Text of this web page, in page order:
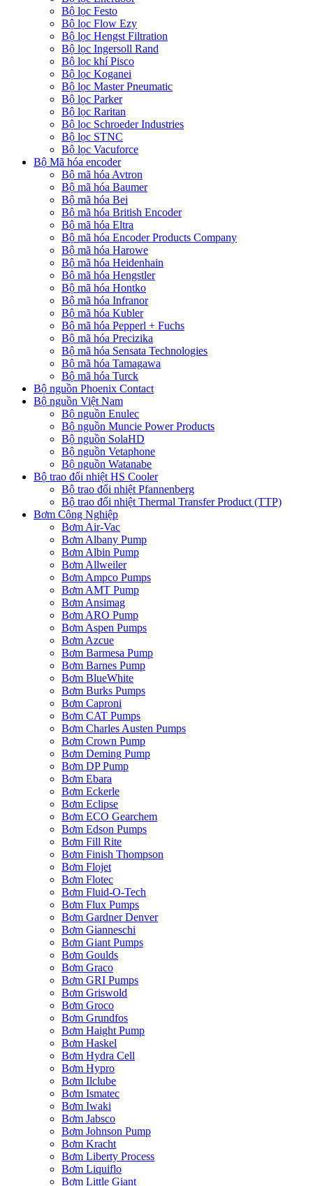
Bộ lọc Festo
Bộ lọc Flow Ezy
Bộ lọc Hengst Filtration
Bộ lọc Ingersoll Rand
Bộ lọc khí Pisco
Bộ lọc Koganei
Bộ lọc Master Pneumatic
Bộ lọc Parker
Bộ lọc Raritan
Bộ lọc Schroeder Industries
Bộ lọc STNC
Bộ lọc Vacuforce
Bộ Mã hóa encoder
Bộ mã hóa Avtron
Bộ mã hóa Baumer
Bộ mã hóa Bei
Bộ mã hóa British Encoder
Bộ mã hóa Eltra
Bộ mã hóa Encoder Products Company
Bộ mã hóa Harowe
Bộ mã hóa Heidenhain
Bộ mã hóa Hengstler
Bộ mã hóa Hontko
Bộ mã hóa Infranor
Bộ mã hóa Kubler
Bộ mã hóa Pepperl + Fuchs
Bộ mã hóa Precizika
Bộ mã hóa Sensata Technologies
Bộ mã hóa Tamagawa
Bộ mã hóa Turck
Bộ nguồn Phoenix Contact
Bộ nguồn Việt Nam
Bộ nguồn Enulec
Bộ nguồn Muncie Power Products
Bộ nguồn SolaHD
Bộ nguồn Vetaphone
Bộ nguồn Watanabe
Bộ trao đổi nhiệt HS Cooler
Bộ trao đổi nhiệt Pfannenberg
Bộ trao đổi nhiệt Thermal Transfer Product (TTP)
Bơm Công Nghiệp
Bơm Air-Vac
Bơm Albany Pump
Bơm Albin Pump
Bơm Allweiler
Bơm Ampco Pumps
Bơm AMT Pump
Bơm Ansimag
Bơm ARO Pump
Bơm Aspen Pumps
Bơm Azcue
Bơm Barmesa Pump
Bơm Barnes Pump
Bơm BlueWhite
Bơm Burks Pumps
Bơm Caproni
Bơm CAT Pumps
Bơm Charles Austen Pumps
Bơm Crown Pump
Bơm Deming Pump
Bơm DP Pump
Bơm Ebara
Bơm Eckerle
Bơm Eclipse
Bơm ECO Gearchem
Bơm Edson Pumps
Bơm Fill Rite
Bơm Finish Thompson
Bơm Flojet
Bơm Flotec
Bơm Fluid-O-Tech
Bơm Flux Pumps
Bơm Gardner Denver
Bơm Gianneschi
Bơm Giant Pumps
Bơm Goulds
Bơm Graco
Bơm GRI Pumps
Bơm Griswold
Bơm Groco
Bơm Grundfos
Bơm Haight Pump
Bơm Haskel
Bơm Hydra Cell
Bơm Hypro
Bơm Ilclube
Bơm Ismatec
Bơm Iwaki
Bơm Jabsco
Bơm Johnson Pump
Bơm Kracht
Bơm Liberty Process
Bơm Liquiflo
Bơm Little Giant